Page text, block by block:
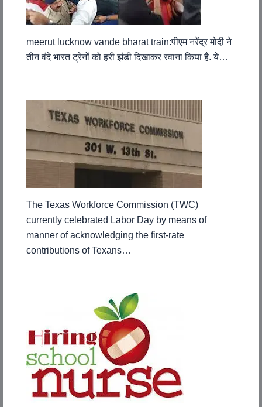
meerut lucknow vande bharat train:पीएम नरेंद्र मोदी ने
तीन वंदे भारत ट्रेनों को हरी झंडी दिखाकर रवाना किया है. ये…
The Texas Workforce Commission (TWC)
currently celebrated Labor Day by means of
manner of acknowledging the first-rate
contributions of Texans…